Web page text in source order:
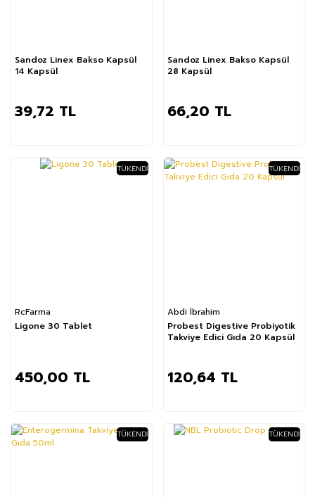
Sandoz Linex Bakso Kapsül
14 Kapsül
39,72 TL
Sandoz Linex Bakso Kapsül
28 Kapsül
66,20 TL
TÜKENDI
RcFarma
Ligone 30 Tablet
450,00 TL
TÜKENDI
Abdi İbrahim
Probest Digestive Probiyotik
Takviye Edici Gıda 20 Kapsül
120,64 TL
TÜKENDI TÜKENDI